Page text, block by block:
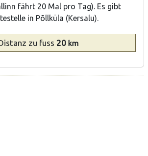
fährt 20 Mal pro Tag). Es gibt
in Põllküla (Kersalu).
zu fuss 20 km